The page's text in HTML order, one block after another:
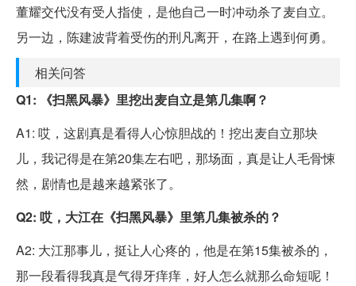
董耀交代没有受人指使，是他自己一时冲动杀了麦自立。
另一边，陈建波背着受伤的刑凡离开，在路上遇到何勇。
相关问答
Q1: 《扫黑风暴》里挖出麦自立是第几集啊？
A1: 哎，这剧真是看得人心惊胆战的！挖出麦自立那块
儿，我记得是在第20集左右吧，那场面，真是让人毛骨悚
然，剧情也是越来越紧张了。
Q2: 哎，大江在《扫黑风暴》里第几集被杀的？
A2: 大江那事儿，挺让人心疼的，他是在第15集被杀的，
那一段看得我真是气得牙痒痒，好人怎么就那么命短呢！